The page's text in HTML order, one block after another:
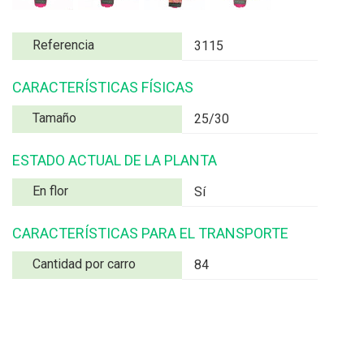
Referencia 3115
CARACTERÍSTICAS FÍSICAS
Tamaño 25/30
ESTADO ACTUAL DE LA PLANTA
En flor Sí
CARACTERÍSTICAS PARA EL TRANSPORTE
Cantidad por carro 84